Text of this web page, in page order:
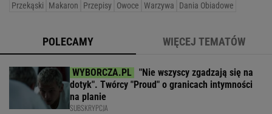
Przekąski Makaron Przepisy Owoce Warzywa Dania Obiadowe
POLECAMY WIĘCEJ TEMATÓW
"Nie wszyscy zgadzają się na
dotyk". Twórcy "Proud" o granicach intymności
na planie
SUBSKRYPCJA